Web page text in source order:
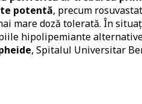
potentă, precum
mare doză tolerată. În
hipolipemiante
, Spitalul Universitar